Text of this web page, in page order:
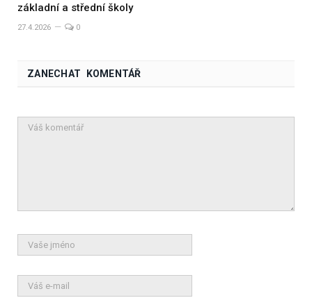
základní a střední školy
27.4.2026 0
ZANECHAT KOMENTÁŘ